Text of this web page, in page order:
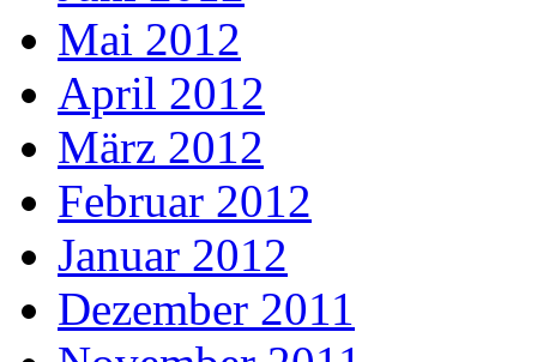
Mai 2012
April 2012
März 2012
Februar 2012
Januar 2012
Dezember 2011